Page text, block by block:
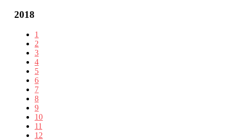
2018
1
2
3
4
5
6
7
8
9
10
11
12